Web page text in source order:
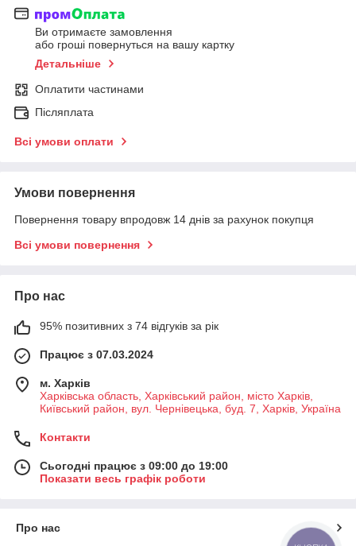
Ви отримаєте замовлення
або гроші повернуться на вашу картку
Детальніше
Оплатити частинами
Післяплата
Всі умови оплати
Умови повернення
Повернення товару впродовж 14 днів за рахунок покупця
Всі умови повернення
Про нас
95% позитивних з 74 відгуків за рік
Працює з 07.03.2024
м. Харків
Харківська область, Харківський район, місто Харків,
Київський район, вул. Чернівецька, буд. 7, Харків, Україна
Контакти
Сьогодні працює з 09:00 до 19:00
Показати весь графік роботи
Про нас